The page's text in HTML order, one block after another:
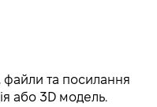
файли та посилання
або 3D модель.